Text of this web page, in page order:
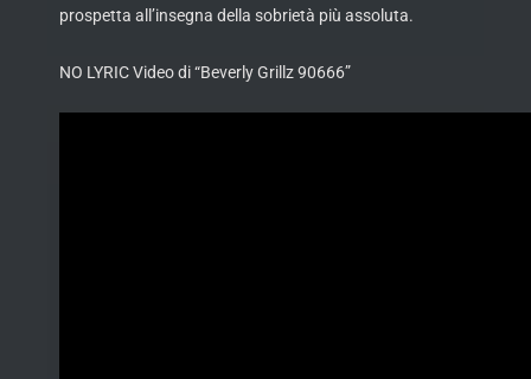
prospetta all’insegna della sobrietà più assoluta.
NO LYRIC Video di “Beverly Grillz 90666”